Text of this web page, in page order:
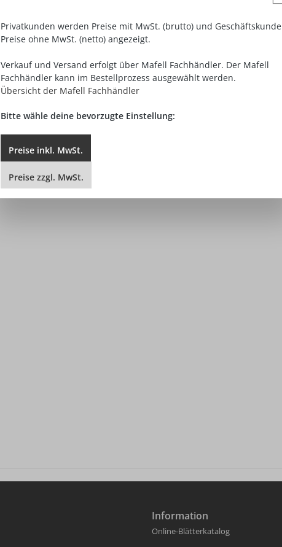
Information
Online-Blätterkatalog
Privatkunden werden Preise mit MwSt. (brutto) und
Preise ohne MwSt. (netto) angezeigt.
Verkauf und Versand erfolgt über Mafell Fachhändler. Der Mafell
Fachhändler kann im Bestellprozess ausgewählt werden.
Übersicht der Mafell Fachhändler
Bitte wähle deine bevorzugte Einstellung:
Preise inkl. MwSt.
Preise zzgl. MwSt.